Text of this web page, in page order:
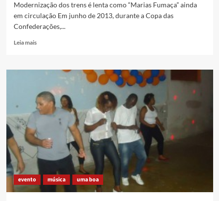
Modernização dos trens é lenta como “Marias Fumaça” ainda
em circulação Em junho de 2013, durante a Copa das
Confederações,...
Leia maisRead
Mobilidade
Baixada
evento música uma boa